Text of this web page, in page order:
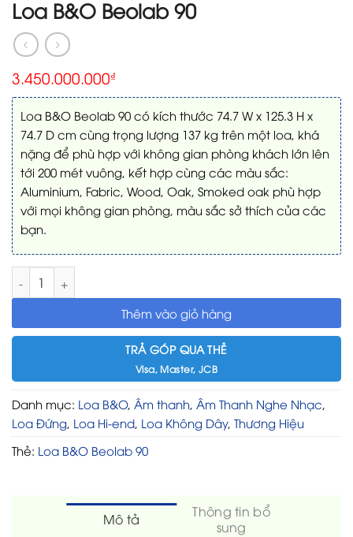
Loa B&O Beolab 90
3.450.000.000₫
Loa B&O Beolab 90 có kích thước 74.7 W x 125.3 H x
74.7 D cm cùng trọng lượng 137 kg trên một loa, khá
nặng để phù hợp với không gian phòng khách lớn lên
tới 200 mét vuông, kết hợp cùng các màu sắc:
Aluminium, Fabric, Wood, Oak, Smoked oak phù hợp
với mọi không gian phòng, màu sắc sở thích của các
bạn.
Loa B&O Beolab 90 số lượng
Thêm vào giỏ hàng
TRẢ GÓP QUA THẺ
Visa, Master, JCB
Danh mục: Loa B&O, Âm thanh, Âm Thanh Nghe Nhạc,
Loa Đứng, Loa Hi-end, Loa Không Dây, Thương Hiệu
Thẻ: Loa B&O Beolab 90
Mô tả
Thông tin bổ
sung